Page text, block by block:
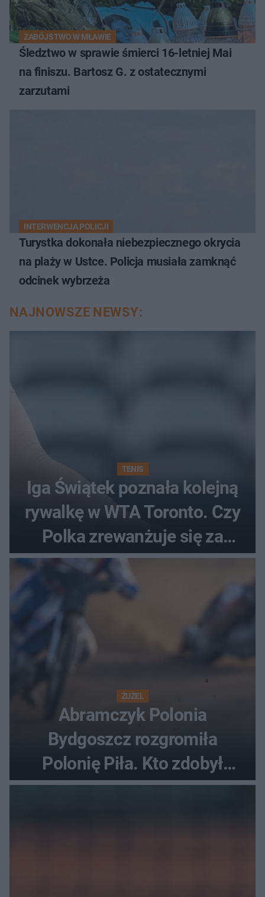
ZABÓJSTWO W MŁAWIE
Śledztwo w sprawie śmierci 16-letniej Mai
na finiszu. Bartosz G. z ostatecznymi
zarzutami
INTERWENCJA POLICJI
Turystka dokonała niebezpiecznego okrycia
na plaży w Ustce. Policja musiała zamknąć
odcinek wybrzeża
NAJNOWSZE NEWSY:
TENIS
Iga Świątek poznała kolejną
rywalkę w WTA Toronto. Czy
Polka zrewanżuje się za
ostatnią porażkę?
ŻUŻEL
Abramczyk Polonia
Bydgoszcz rozgromiła
Polonię Piła. Kto zdobył
najwięcej punktów?